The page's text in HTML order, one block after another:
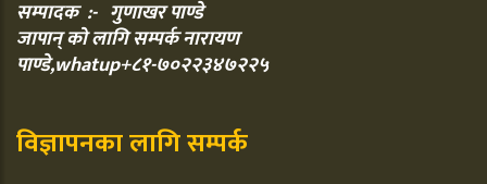
सम्पादक :- गुणाखर पाण्डे
जापान् को लागि सम्पर्क नारायण
पाण्डे,whatup+८१-७०२२३४७२२५
विज्ञापनका लागि सम्पर्क